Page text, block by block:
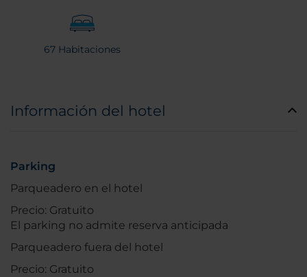
67 Habitaciones
Información del hotel
Parking
Parqueadero en el hotel
Precio: Gratuito
El parking no admite reserva anticipada
Parqueadero fuera del hotel
Precio: Gratuito